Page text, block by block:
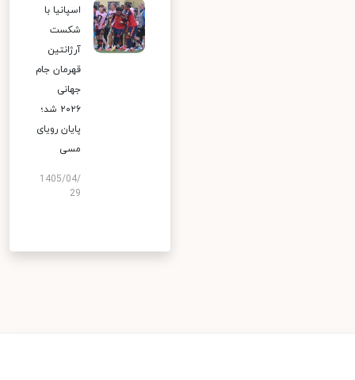
اسپانیا با
شکست
آرژانتین
قهرمان جام
جهانی
۲۰۲۶ شد؛
پایان رویای
مسی
1405/04/
29